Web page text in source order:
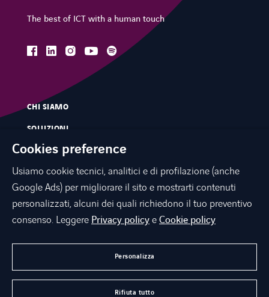
The best of ICT with a human touch
facebooklinkedininstagramyoutube
spotify
CHI SIAMO
SOLUZIONI
SERVIZI
MERCATI
INNOVAZIONE
CONTATTI
Cookies preference
Usiamo cookie tecnici, analitici e di profilazione (anche
Google Ads) per migliorare il sito e mostrarti contenuti
personalizzati, alcuni dei quali richiedono il tuo preventivo
consenso. Leggere Privacy policyeCookie policy
Personalizza
Rifiuta tutto